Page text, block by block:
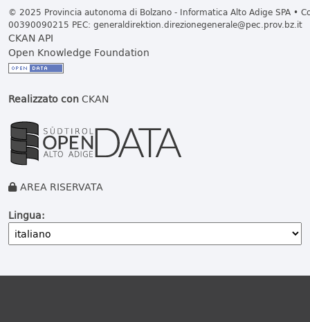
© 2025 Provincia autonoma di Bolzano - Informatica Alto Adige SPA •
00390090215 PEC: generaldirektion.direzionegenerale@pec.prov.bz.it
CKAN API
Open Knowledge Foundation
Realizzato conCKAN
AREA RISERVATA
Lingua